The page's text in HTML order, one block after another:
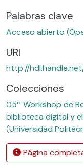
Palabras clave
Acceso abierto
URI
http://
Colecciones
05º Workshop de
biblioteca digital y
(Universidad
Página